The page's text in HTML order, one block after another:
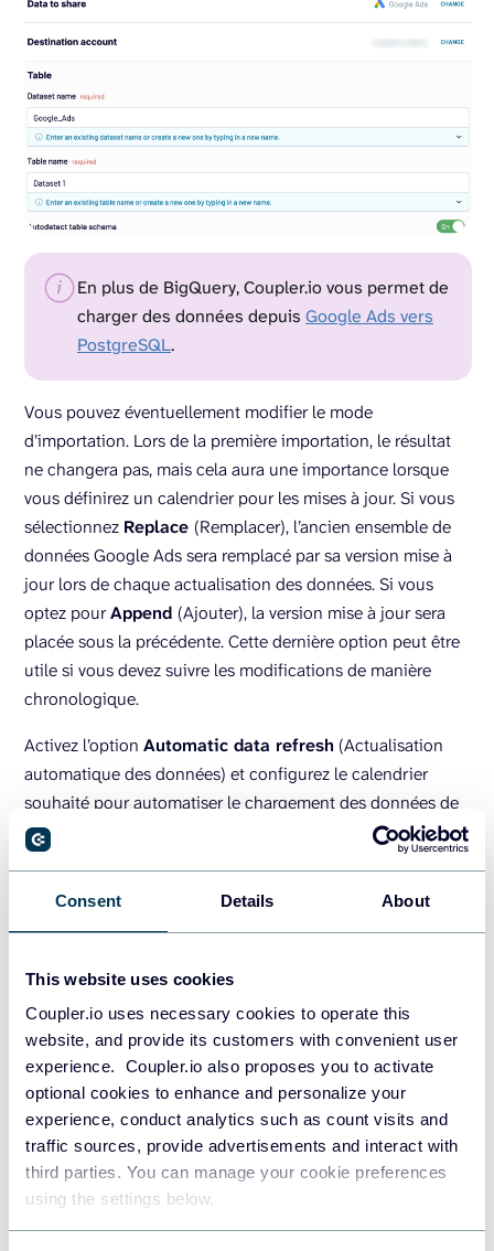
Consent Details About
This website uses cookies
Coupler.io uses necessary cookies to operate this
website, and provide its customers with convenient user
experience. Coupler.io also proposes you to activate
optional cookies to enhance and personalize your
experience, conduct analytics such as count visits and
traffic sources, provide advertisements and interact with
third parties. You can manage your cookie preferences
using the settings below.
En plus de BigQuery, Coupler.io vous permet de
charger des données depuis Google Ads vers
PostgreSQL.
Vous pouvez éventuellement modifier le mode
d’importation. Lors de la première importation, le résultat
ne changera pas, mais cela aura une importance lorsque
vous définirez un calendrier pour les mises à jour. Si vous
sélectionnez Replace (Remplacer), l’ancien ensemble de
données Google Ads sera remplacé par sa version mise à
jour lors de chaque actualisation des données. Si vous
optez pourAppend (Ajouter), la version mise à jour sera
placée sous la précédente. Cette dernière option peut être
utile si vous devez suivre les modifications de manière
chronologique.
Activez l’option Automatic data refresh (Actualisation
automatique des données) et configurez le calendrier
souhaité pour automatiser le chargement des données de
Google Ads vers BigQuery. Coupler.io peut actualiser les
Ensuite, lancez l’importateur, et vous avez terminé. Voici un
exemple de données exportées de Google Ads vers
BigQuery :